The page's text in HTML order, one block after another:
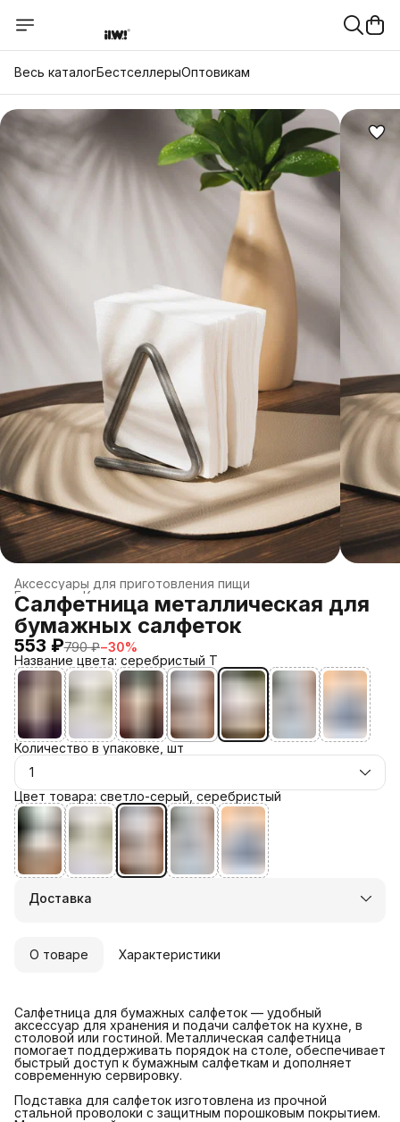
Весь каталогБестселлерыОптовикам
Аксессуары для приготовления пищи
Кухонные аксессуары
Главная
Салфетница металлическая для
бумажных салфеток
553 ₽790 ₽−30%
Название цвета: серебристый T
Количество в упаковке, шт
1
Цвет товара: светло-серый, серебристый
Доставка
О товаре Характеристики
Салфетница для бумажных салфеток — удобный
аксессуар для хранения и подачи салфеток на кухне, в
столовой или гостиной. Металлическая салфетница
помогает поддерживать порядок на столе, обеспечивает
быстрый доступ к бумажным салфеткам и дополняет
современную сервировку.
Подставка для салфеток изготовлена из прочной
стальной проволоки с защитным порошковым покрытием.